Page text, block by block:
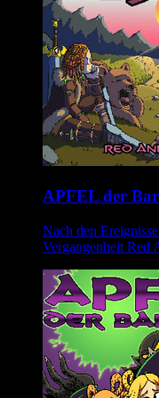
APFEL der
Nach den
Vergangenheit Red